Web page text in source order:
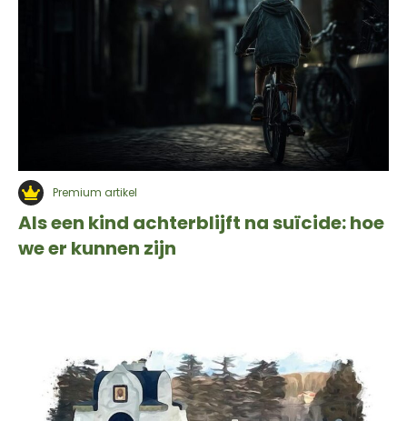
Premium artikel
Als een kind achterblijft na suïcide: hoe
we er kunnen zijn